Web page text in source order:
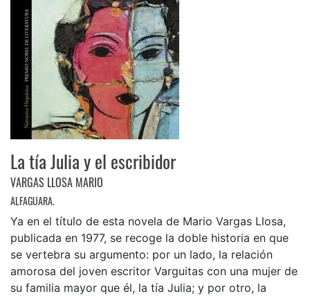
La tía Julia y el escribidor
VARGAS LLOSA MARIO
ALFAGUARA.
Ya en el título de esta novela de Mario Vargas Llosa,
publicada en 1977, se recoge la doble historia en que
se vertebra su argumento: por un lado, la relación
amorosa del joven escritor Varguitas con una mujer de
su familia mayor que él, la tía Julia; y por otro, la